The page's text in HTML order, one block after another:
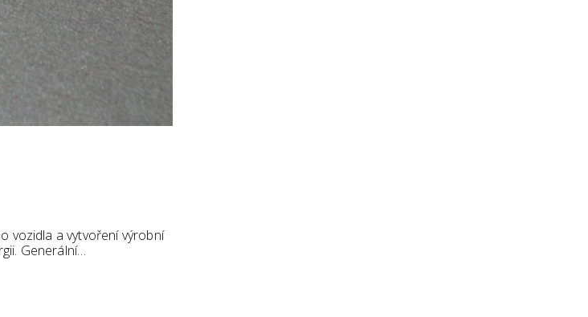
vozidla a vytvoření výrobní
Generální…